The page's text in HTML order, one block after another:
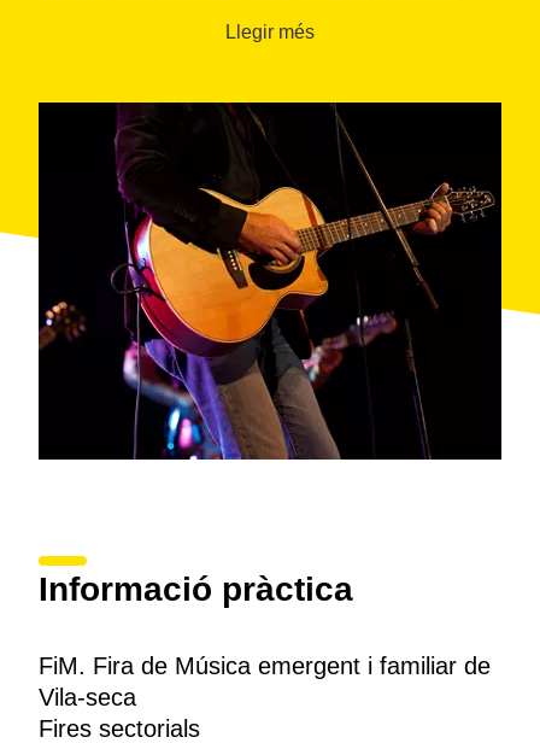
termes de territori, estils i formats, com en la
presència de les dones artistes i de músics amb
diversitat funcional
en els escenaris.
Llegir més
Informació pràctica
FiM. Fira de Música emergent i familiar de
Vila-seca
Fires sectorials